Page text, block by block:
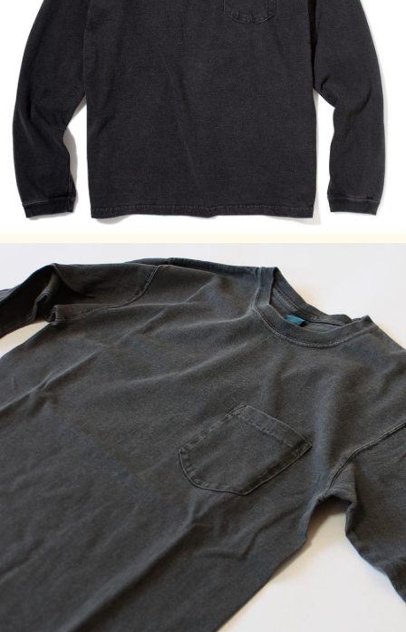
100% Cotton / 5.5 oz Jersey
※メタルグレー：100% Cotton / 5.5 oz Mock Twist Jersey
製品染め（反応染め）
製品染め（顔料染め）
※メタルグレー：先染め
※ご購入後初めの数回は色落ちする事がありますので単品で
のお洗濯をおすすめ致します。
ご注意事項
製品染め後に、洗濯、乾燥済みのため、最も縮んでいる状態
です。着用していくうちに詰まっている編み目が緩み、身体
に馴染んでいきます。
※製品染め商品の特性上、一点一点染め上がりのお色やサイ
ズに若干の誤差がございますので予めご了承ください。ま
素材の持つ不均一感やラフ感をお楽しみください。
※顔料染めを用いた製品には袖や身頃の脇などに白線状の色
落ちが見られますが、生産過程において必ず生じるものとな
っており製品不良等ではありません。
Pigment Dye（顔料染め）カラーは、独特な濃淡のある色合
いで、風合い感と経年変化による色あせを楽しむことができ
ます。
Fabric Made In USA
Assembled In Japan